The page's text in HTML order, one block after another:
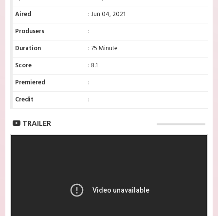
Aired
: Jun 04, 2021
Produsers
:
Duration
: 75 Minute
Score
: 8.1
Premiered
:
Credit
:
TRAILER